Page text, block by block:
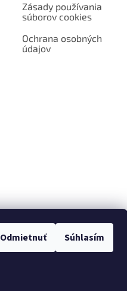
Odmietnuť Súhlasím
Zásady používania
súborov cookies
Ochrana osobných
údajov